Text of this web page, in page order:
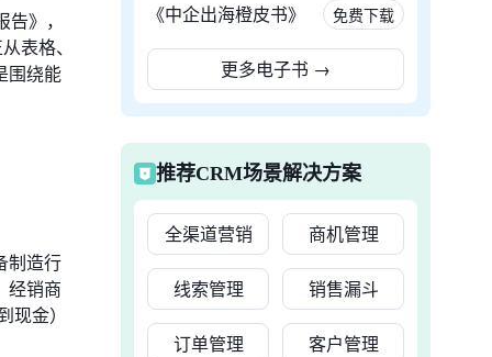
》，
表格、
围绕能
制造行
经销商
金）
《中企出海橙皮书》 免费下载
更多电子书 →
推荐CRM场景解决方案
全渠道营销 商机管理
线索管理 销售漏斗
订单管理 客户管理